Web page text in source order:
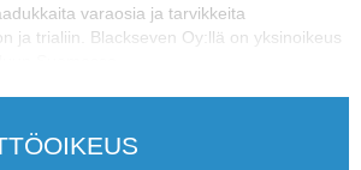
varaosia ja tarvikkeita
ja trialiin. Blackseven Oy:llä on yksinoikeus